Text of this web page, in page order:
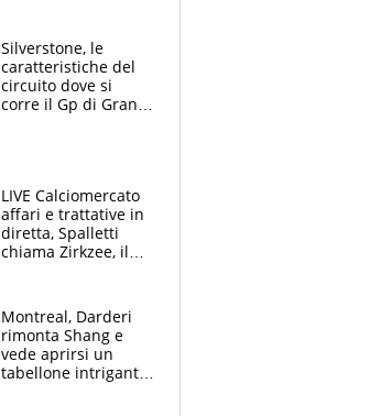
Silverstone, le
caratteristiche del
circuito dove si
corre il Gp di Gran
LIVE Calciomercato
affari e trattative in
diretta, Spalletti
chiama Zirkzee, il
Diaz
Montreal, Darderi
rimonta Shang e
vede aprirsi un
tabellone intrigante: